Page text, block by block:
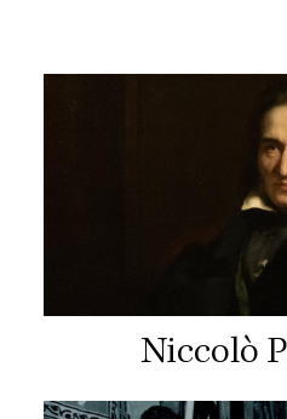
Niccolò